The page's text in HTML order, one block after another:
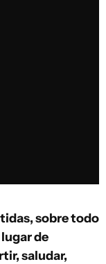
sobre todo
de
saludar,